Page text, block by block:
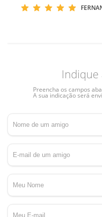
Indique
Preencha os campos
A sua indicação será